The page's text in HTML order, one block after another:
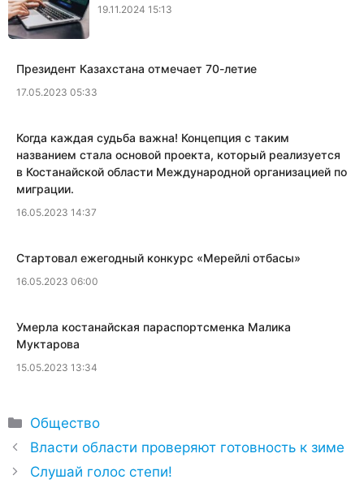
19.11.2024 15:13
Президент Казахстана отмечает 70-летие
17.05.2023 05:33
Когда каждая судьба важна! Концепция с таким
названием стала основой проекта, который реализуется
в Костанайской области Международной организацией по
миграции.
16.05.2023 14:37
​Стартовал ежегодный конкурс «Мерейлi отбасы»
16.05.2023 06:00
​Умерла костанайская параспортсменка Малика
Муктарова
15.05.2023 13:34
Рубрики
Общество
Власти области проверяют готовность к зиме
Слушай голос степи!